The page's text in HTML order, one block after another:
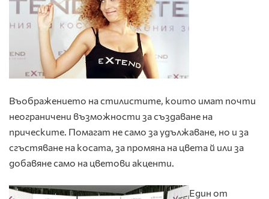
Въображението на стилистите, които имат почти
неограничени възможности за създаване на
прическите. Помагат не само за удължаване, но и за
сгъстяване на косата, за промяна на цвета й или за
добавяне само на цветови акценти.
Един от